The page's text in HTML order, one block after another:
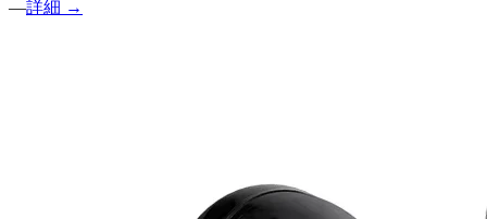
—詳細 →